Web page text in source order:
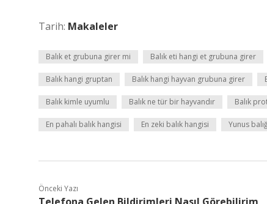
Tarih: Makaleler
Balık et grubuna girer mi Balık eti hangi et grubuna girer
Balık hangi gruptan Balık hangi hayvan grubuna girer
Balık kimle uyumlu Balık ne tür bir hayvandır Balık
En pahalı balık hangisi En zeki balık hangisi Yunus
Önceki Yazı